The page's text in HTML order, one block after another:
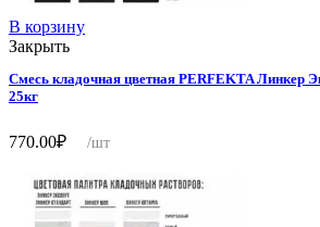
В корзину
Закрыть
Смесь кладочная цветная PERFEKTA Линкер
25кг
770.00₽ /шт